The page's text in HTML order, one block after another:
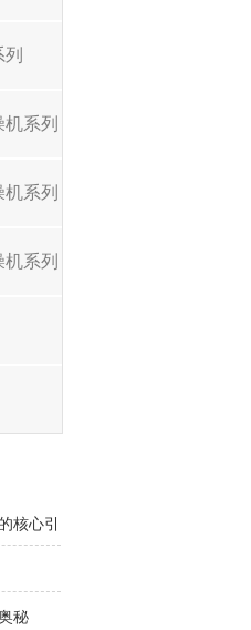
系列
系列
系列
核心引
秘